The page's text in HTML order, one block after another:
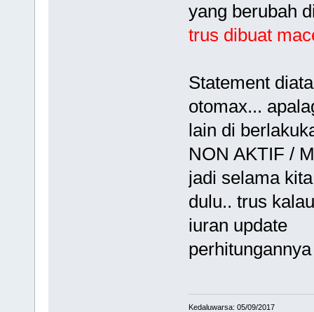
yang berubah
trus dibuat
Statement
otomax...
lain di
NON AKTIF /
jadi selama
dulu.. trus
iuran update
Kedaluwarsa: 05/09/2017